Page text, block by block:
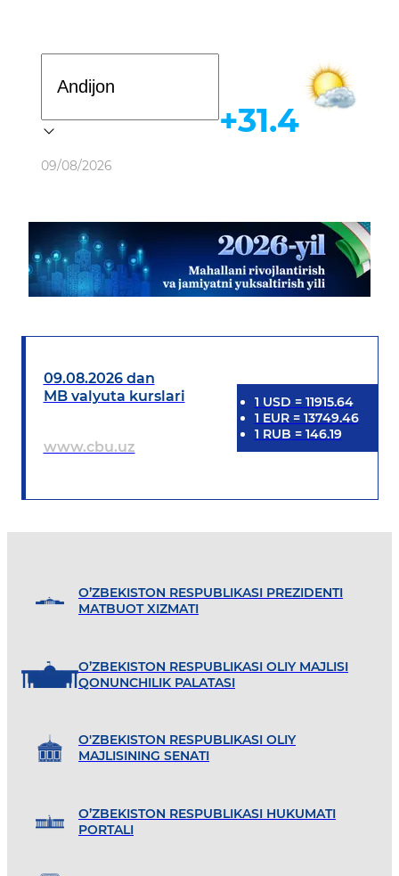
Ob-havo
09/08/2026
+31.4
09.08.2026 dan
MB valyuta kurslari
www.cbu.uz
1 USD = 11915.64
1 EUR= 13749.46
1 RUB = 146.19
O’ZBEKISTON RESPUBLIKASI PREZIDENTI
MATBUOT XIZMATI
O’ZBEKISTON RESPUBLIKASI OLIY MAJLISI
QONUNCHILIK PALATASI
O'ZBEKISTON RESPUBLIKASI OLIY
MAJLISINING SENATI
O’ZBEKISTON RESPUBLIKASI HUKUMATI
PORTALI